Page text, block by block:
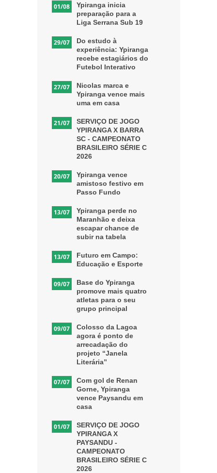
01/08
Ypiranga inicia
preparação para a
Liga Serrana Sub 19
29/07
Do estudo à
experiência: Ypiranga
recebe estagiários do
Futebol Interativo
27/07
Nicolas marca e
Ypiranga vence mais
uma em casa
21/07
SERVIÇO DE JOGO
YPIRANGA X BARRA
SC - CAMPEONATO
BRASILEIRO SÉRIE C
2026
20/07
Ypiranga vence
amistoso festivo em
Passo Fundo
13/07
Ypiranga perde no
Maranhão e deixa
escapar chance de
subir na tabela
13/07
Futuro em Campo:
Educação e Esporte
09/07
Base do Ypiranga
promove mais quatro
atletas para o seu
grupo principal
09/07
Colosso da Lagoa
agora é ponto de
arrecadação do
projeto “Janela
Literária”
07/07
Com gol de Renan
Gorne, Ypiranga
vence Paysandu em
casa
01/07
SERVIÇO DE JOGO
YPIRANGA X
PAYSANDU -
CAMPEONATO
BRASILEIRO SÉRIE C
2026